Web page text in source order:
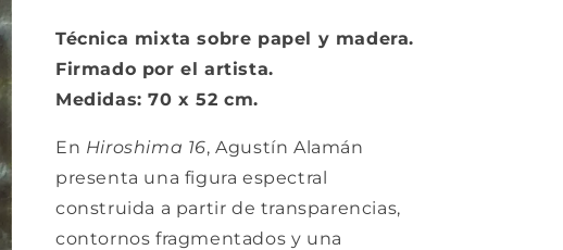
Técnica mixta sobre papel y madera.
Firmado por el artista.
Medidas: 70 x 52 cm.
En Hiroshima 16,Agustín Alamán
presenta una figura espectral
construida a partir de transparencias,
contornos fragmentados y una